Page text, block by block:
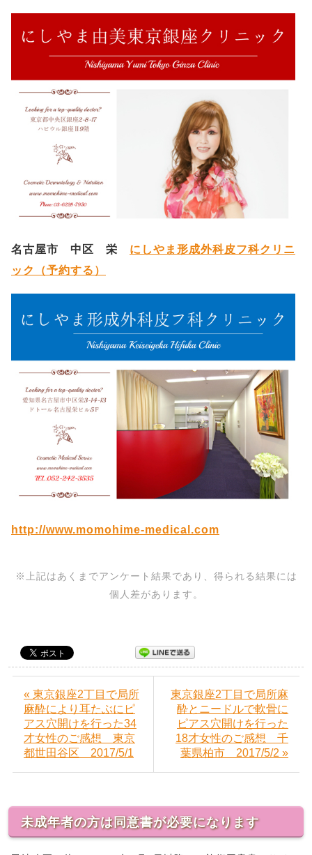
名古屋市 中区 栄 にしやま形成外科皮フ科クリニ
ック（予約する）
http://www.momohime-medical.com
※上記はあくまでアンケート結果であり、得られる結果には
個人差があります。
« 東京銀座2丁目で局所
麻酔により耳たぶにピ
アス穴開けを行った34
才女性のご感想 東京
都世田谷区 2017/5/1
東京銀座2丁目で局所麻
酔とニードルで軟骨に
ピアス穴開けを行った
18才女性のご感想 千
葉県柏市 2017/5/2 »
未成年者の方は同意書が必要になります